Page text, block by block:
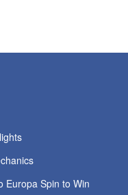
Europa Spin to Win